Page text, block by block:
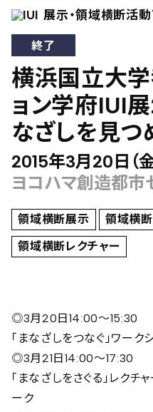
展示・領域横断活
終了
横浜国立大
ョン学府IUI
なざしを見つ
2015年3月20日（金
ヨコハマ創造都市
領域横断展示
領域横
領域横断レクチャー
◎3月20日14:00〜15:30
「まなざしをつなぐ」ワーク
◎3月21日14:00〜17:30
「まなざしをさぐる」レクチ
ーク